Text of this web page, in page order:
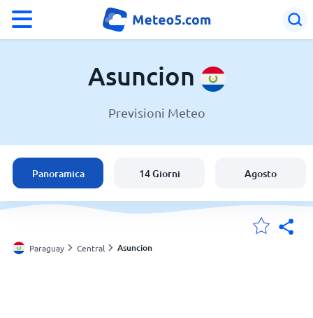
Paraguay
Italia
Svizzera
Asuncion
Previsioni Meteo
Panoramica 14 Giorni Agosto
Paraguay Central Asuncion